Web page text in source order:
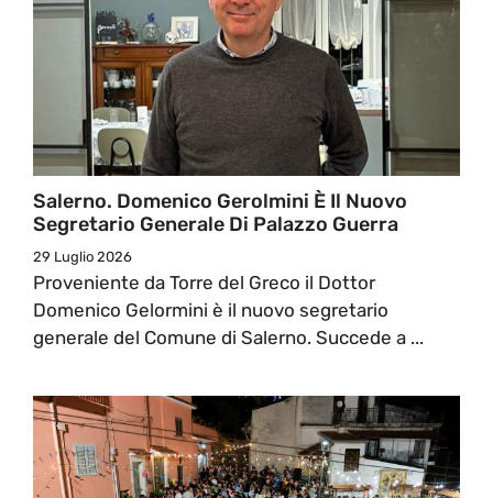
Salerno. Domenico Gerolmini È Il Nuovo
Segretario Generale Di Palazzo Guerra
29 Luglio 2026
Proveniente da Torre del Greco il Dottor
Domenico Gelormini è il nuovo segretario
generale del Comune di Salerno. Succede a ...